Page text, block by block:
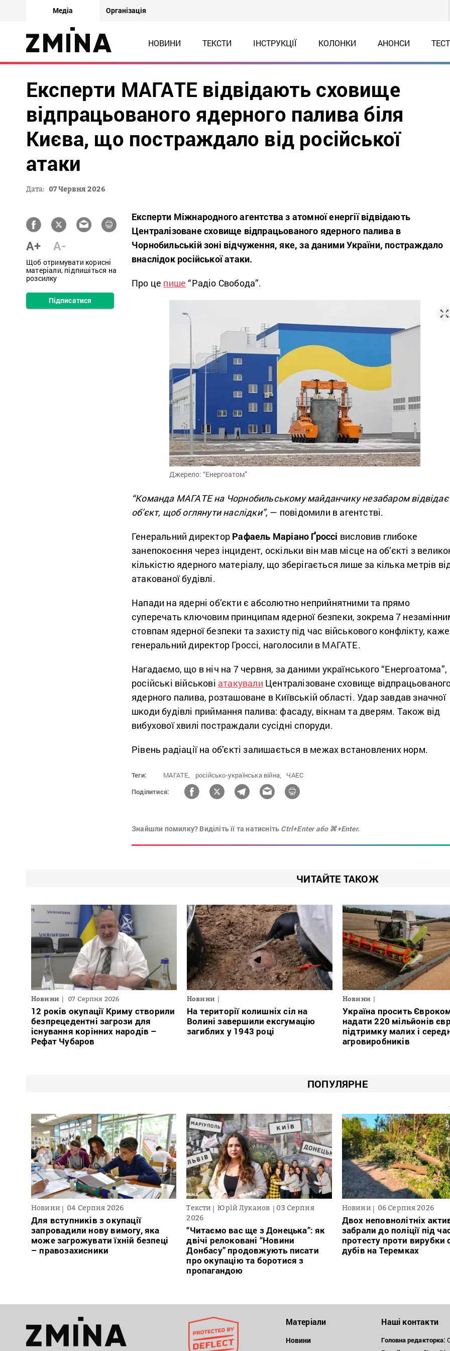
Медіа Організація
НОВИНИ ТЕКСТИ ІНСТРУКЦІЇ КОЛОНКИ АНОНСИ
Експерти МАГАТЕ відвідають сховище
відпрацьованого ядерного палива біля
Києва, що постраждало від російської
атаки
Дата: 07 Червня 2026
A+ A-
Щоб отримувати корисні
матеріали, підпишіться на
розсилку
Підписатися
Експерти Міжнародного агентства з атомної енергії відвідають
Централізоване сховище відпрацьованого ядерного палива в
Чорнобильській зоні відчуження, яке, за даними України, постраждало
внаслідок російської атаки.
Про це пише “Радіо Свобода”.
Джерело: “Енергоатом”
“Команда МАГАТЕ на Чорнобильському майданчику незабаром відвідає
об’єкт, щоб оглянути наслідки”, — повідомили в агентстві.
Генеральний директор Рафаель Маріано Ґроссі висловив глибоке
занепокоєння через інцидент, оскільки він мав місце на об’єкті з
кількістю ядерного матеріалу, що зберігається лише за кілька метрів
атакованої будівлі.
Напади на ядерні об’єкти є абсолютно неприйнятними та прямо
суперечать ключовим принципам ядерної безпеки, зокрема 7
стовпам ядерної безпеки та захисту під час військового конфлікту, каже
генеральний директор Гроссі, наголосили в МАГАТЕ.
Нагадаємо, що в ніч на 7 червня, за даними українського “Енергоатома”,
російські військові атакували Централізоване сховище
ядерного палива, розташоване в Київській області. Удар завдав значної
шкоди будівлі приймання палива: фасаду, вікнам та дверям. Також від
вибухової хвилі постраждали сусідні споруди.
Рівень радіації на об’єкті залишається в межах встановлених норм.
Теги: МАГАТЕ, російсько-українська війна,
ЧАЕС
Поділитися:
Знайшли помилку? Виділіть її та натисніть Ctrl+Enter або ⌘+Enter.
ЧИТАЙТЕ ТАКОЖ
Новини 07 Серпня 2026
12 років окупації Криму створили
безпрецедентні загрози для
існування корінних народів –
Рефат Чубаров
Новини
На території колишніх сіл на
Волині завершили ексгумацію
загиблих у 1943 році
Новини
Україна просить
надати 220 мільйонів
підтримку малих і
агровиробників
ПОПУЛЯРНЕ
Новини 04 Серпня 2026
Для вступників з окупації
запровадили нову вимогу, яка
може загрожувати їхній безпеці
– правозахисники
Тексти Юрій Луканов
03 Серпня
2026
“Читаємо вас ще з Донецька”: як
двічі релоковані “Новини
Донбасу” продовжують писати
про окупацію та боротися з
пропагандою
Новини 06 Серпня 2026
Двох неповнолітніх
забрали до поліції під
протесту проти вирубки
дубів на Теремках
Матеріали
Новини
Наші контакти
Головна редакторка: